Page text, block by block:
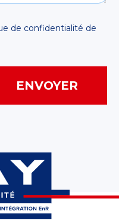
de confidentialité de
ENVOYER